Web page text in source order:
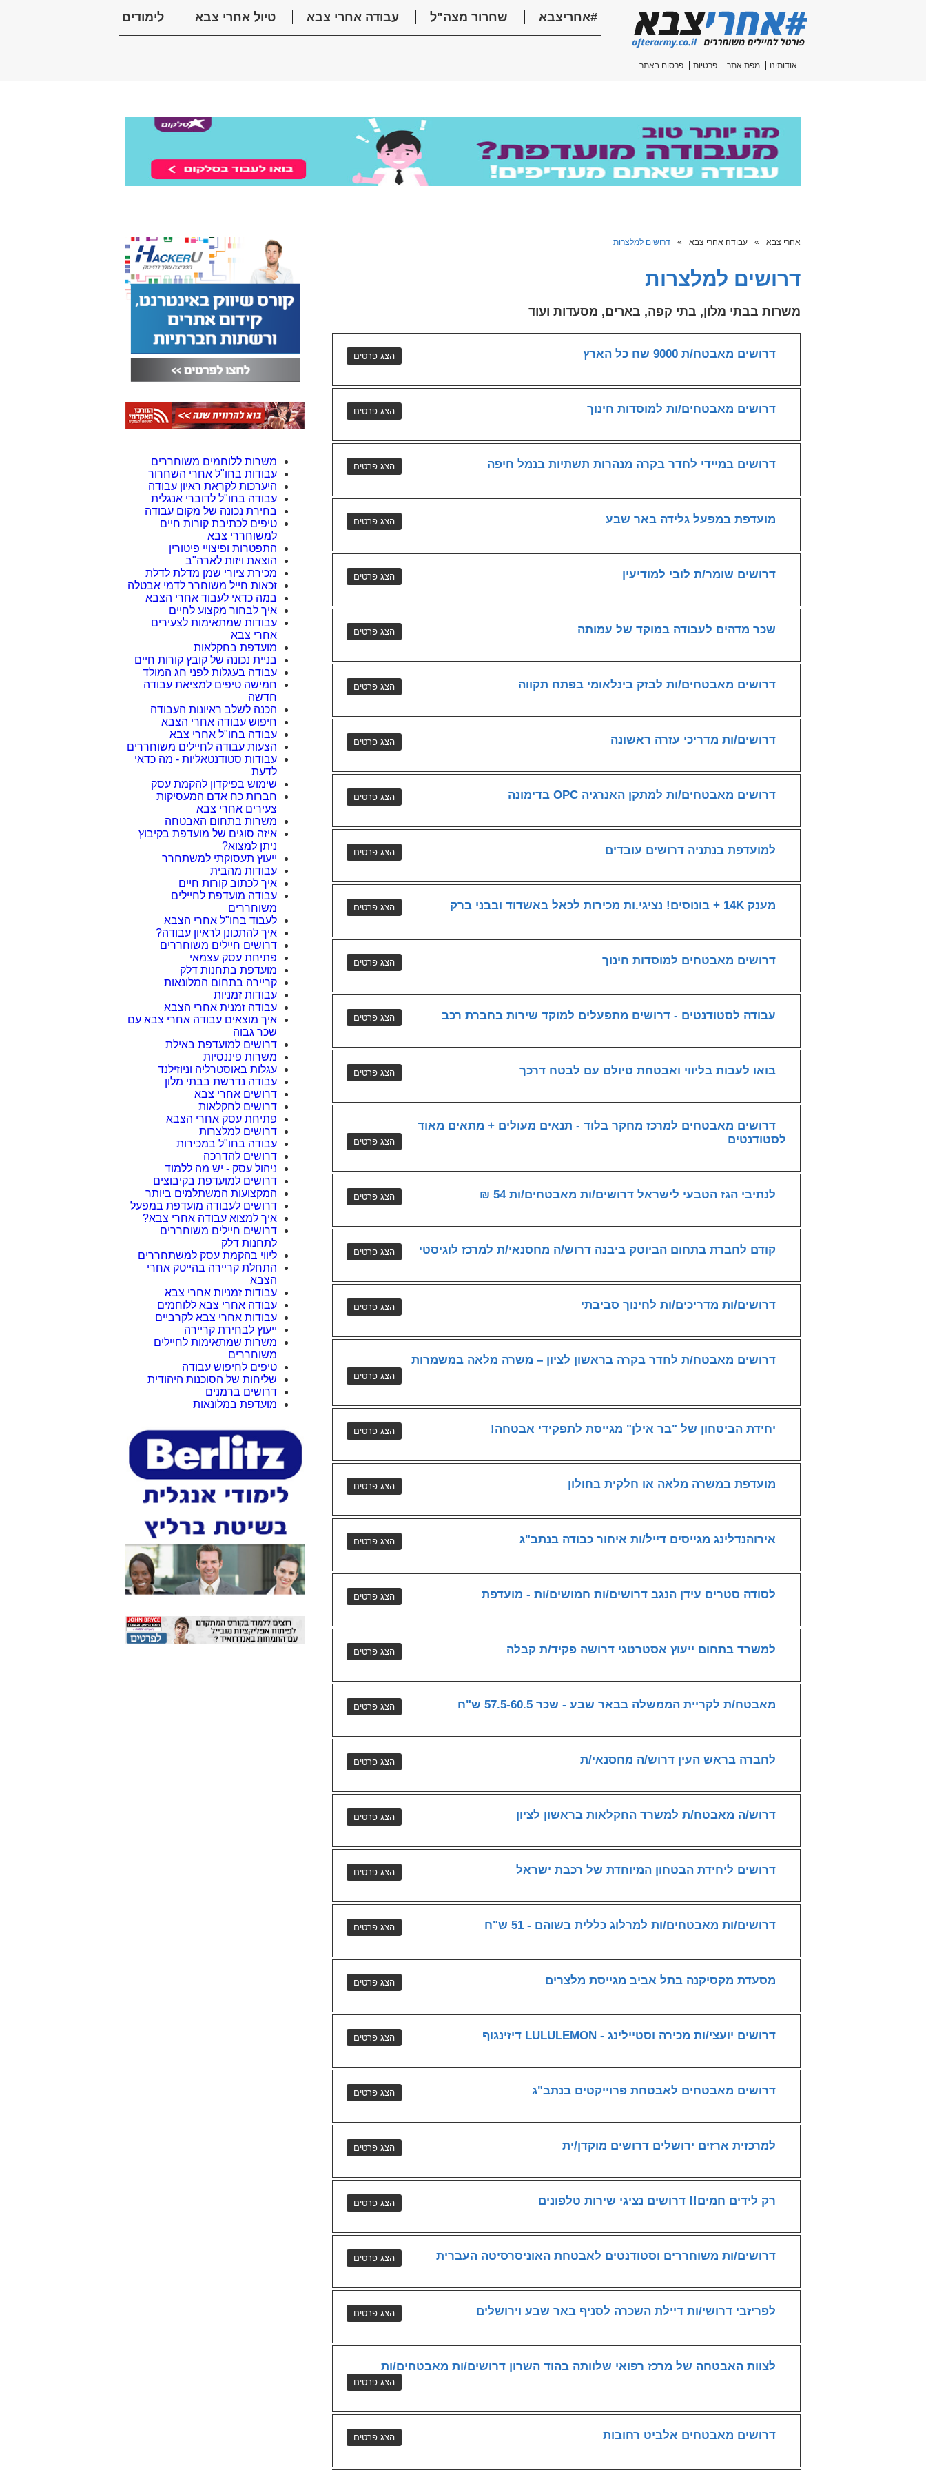
אודותינו מפת אתר פרטיות פרסום באתר
#אחריצבא שחרור מצה"ל עבודה אחרי צבא טיול אחרי צבא לימודים
אחרי צבא » עבודה אחרי צבא » דרושים למלצרות
דרושים למלצרות
משרות בבתי מלון, בתי קפה, בארים, מסעדות ועוד
דרושים מאבטח/ת 9000 שח כל הארץ
דרושים מאבטחים/ות למוסדות חינוך
דרושים במיידי לחדר בקרה מנהרות תשתיות בנמל חיפה
מועדפת במפעל גלידה באר שבע
דרושים שומר/ת לובי למודיעין
שכר מדהים לעבודה במוקד של עמותה
דרושים מאבטחים/ות לבזק בינלאומי בפתח תקווה
דרושים/ות מדריכי עזרה ראשונה
דרושים מאבטחים/ות למתקן האנרגיה OPC בדימונה
למועדפת בנתניה דרושים עובדים
מענק 14K + בונוסים! נציגי.ות מכירות לכאל באשדוד ובבני ברק
דרושים מאבטחים למוסדות חינוך
עבודה לסטודנטים - דרושים מתפעלים למוקד שירות בחברת רכב
בואו לעבות בליווי ואבטחת טיולם עם לבטח דרכך
דרושים מאבטחים למרכז מחקר בלוד - תנאים מעולים + מתאים מאוד
לסטודנטים
לנתיבי הגז הטבעי לישראל דרושים/ות מאבטחים/ות 54 ₪
קודם לחברת בתחום הביוטק ביבנה דרוש/ה מחסנאי/ת למרכז לוגיסטי
דרושים/ות מדריכים/ות לחינוך סביבתי
דרושים מאבטח/ת לחדר בקרה בראשון לציון – משרה מלאה במשמרות
יחידת הביטחון של "בר אילן" מגייסת לתפקידי אבטחה!
מועדפת במשרה מלאה או חלקית בחולון
אירוהנדלינג מגייסים דייל/ות איחור כבודה בנתב"ג
לסודה סטרים עידן הנגב דרושים/ות חמושים/ות - מועדפת
למשרד בתחום ייעוץ אסטרטגי דרושה פקיד/ת קבלה
מאבטח/ת לקריית הממשלה בבאר שבע - שכר 57.5-60.5 ש"ח
לחברה בראש העין דרוש/ה מחסנאי/ת
דרוש/ה מאבטח/ת למשרד החקלאות בראשון לציון
דרושים ליחידת הבטחון המיוחדת של רכבת ישראל
דרושים/ות מאבטחים/ות למרלוג כללית בשוהם - 51 ש"ח
מסעדת מקסיקנה בתל אביב מגייסת מלצרים
דרושים יועצי/ות מכירה וסטיילינג - LULULEMON דיזינגוף
דרושים מאבטחים לאבטחת פרוייקטים בנתב"ג
למרכזית ארזים ירושלים דרושים מוקדן/ית
רק לידים חמים!! דרושים נציגי שירות טלפונים
דרושים/ות משוחררים וסטודנטים לאבטחת האוניסרסיטה העברית
לפריזבי דרושי/ות דיילת השכרה לסניף באר שבע וירושלים
לצוות האבטחה של מרכז רפואי שלוותה בהוד השרון דרושים/ות מאבטחים/ות
דרושים מאבטחים אלביט רחובות
משרות ללוחמים משוחררים
עבודות בחו"ל אחרי השחרור
היערכות לקראת ראיון עבודה
עבודה בחו"ל לדוברי אנגלית
בחירת נכונה של מקום עבודה
טיפים לכתיבת קורות חיים
למשוחררי צבא
התפטרות ופיצויי פיטורין
הוצאת ויזות לארה"ב
מכירת ציורי שמן מדלת לדלת
זכאות חייל משוחרר לדמי אבטלה
במה כדאי לעבוד אחרי הצבא
איך לבחור מקצוע לחיים
עבודות שמתאימות לצעירים
אחרי צבא
מועדפת בחקלאות
בניית נכונה של קובץ קורות חיים
עבודה בעגלות לפני חג המולד
חמישה טיפים למציאת עבודה
חדשה
הכנה לשלב ראיונות העבודה
חיפוש עבודה אחרי הצבא
עבודה בחו"ל אחרי צבא
הצעות עבודה לחיילים משוחררים
עבודות סטודנטאליות - מה כדאי
לדעת
שימוש בפיקדון להקמת עסק
חברות כח אדם המעסיקות
צעירים אחרי צבא
משרות בתחום האבטחה
איזה סוגים של מועדפת בקיבוץ
ניתן למצוא?
ייעוץ תעסוקתי למשתחרר
עבודות מהבית
איך לכתוב קורות חיים
עבודה מועדפת לחיילים
משוחררים
לעבוד בחו"ל אחרי הצבא
איך להתכונן לראיון עבודה?
דרושים חיילים משוחררים
פתיחת עסק עצמאי
מועדפת בתחנות דלק
קריירה בתחום המלונאות
עבודות זמניות
עבודה זמנית אחרי הצבא
איך מוצאים עבודה אחרי צבא עם
שכר גבוה
דרושים למועדפת באילת
משרות פיננסיות
עגלות באוסטרליה וניוזילנד
עבודה נדרשת בבתי מלון
דרושים אחרי צבא
דרושים לחקלאות
פתיחת עסק אחרי הצבא
דרושים למלצרות
עבודה בחו"ל במכירות
דרושים להדרכה
ניהול עסק - יש מה ללמוד
דרושים למועדפת בקיבוצים
המקצועות המשתלמים ביותר
דרושים לעבודה מועדפת במפעל
איך למצוא עבודה אחרי צבא?
דרושים חיילים משוחררים
לתחנות דלק
ליווי בהקמת עסק למשתחררים
התחלת קריירה בהייטק אחרי
הצבא
עבודות זמניות אחרי צבא
עבודה אחרי צבא ללוחמים
עבודות אחרי צבא לקרביים
ייעוץ לבחירת קריירה
משרות שמתאימות לחיילים
משוחררים
טיפים לחיפוש עבודה
שליחות של הסוכנות היהודית
דרושים ברמנים
מועדפת במלונאות